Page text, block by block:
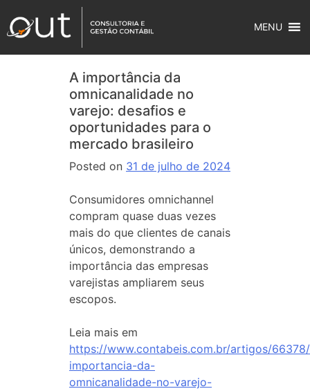
MENU
A importância da
omnicanalidade no
varejo: desafios e
oportunidades para o
mercado brasileiro
Posted on 31 de julho de 2024
Consumidores omnichannel
compram quase duas vezes
mais do que clientes de canais
únicos, demonstrando a
importância das empresas
varejistas ampliarem seus
escopos.
Leia mais em
https://www.contabeis.com.br/artigos/
importancia-da-
omnicanalidade-no-varejo-